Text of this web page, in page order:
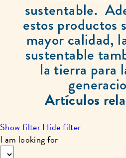
sustentable.
estos productos
mayor calidad,
sustentable
la tierra para
Artículos
Show filterHide filter
I am looking for